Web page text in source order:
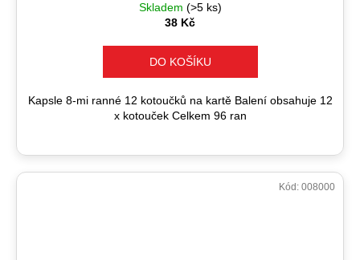
Skladem (>5 ks)
38 Kč
DO KOŠÍKU
Kapsle 8-mi ranné 12 kotoučků na kartě Balení obsahuje 12
x kotouček Celkem 96 ran
Kód: 008000